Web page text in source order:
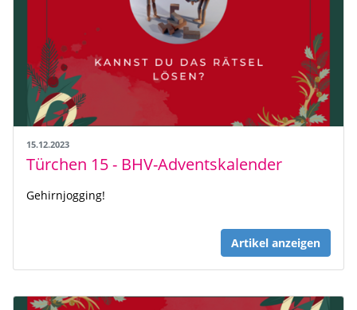
15.12.2023
Türchen 15 - BHV-Adventskalender
Gehirnjogging!
Artikel anzeigen